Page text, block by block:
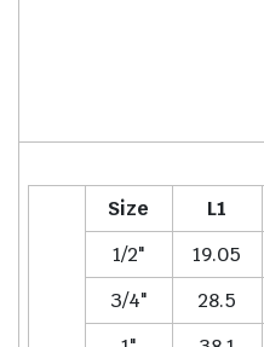
Size L1
1/2"
19.05
3/4"
28.5